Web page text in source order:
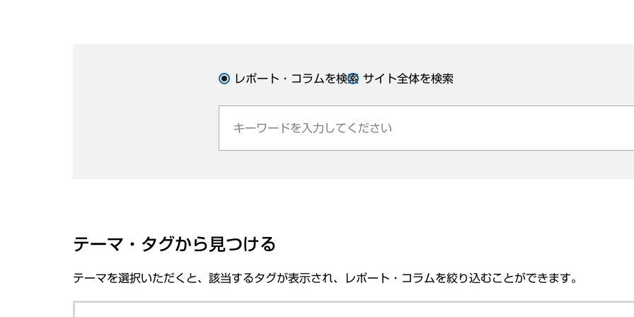
レポート・コラムを検索 サイト全体を検索
テーマ・タグから見つける
テーマを選択いただくと、該当するタグが表示され、レポート・コラムを絞り込むことができます。